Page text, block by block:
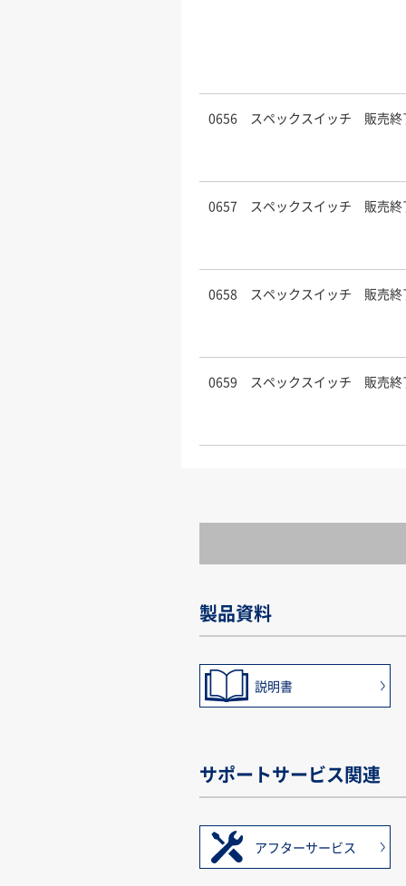
0656 スペックスイッチ 販売終
0657 スペックスイッチ 販売終
0658 スペックスイッチ 販売終
0659 スペックスイッチ 販売終
製品資料
説明書
サポートサービス関連
アフターサービス